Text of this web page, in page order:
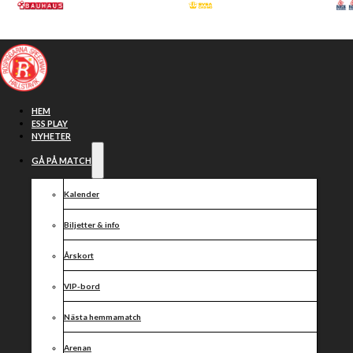
Hoppa till huvudinnehåll
HEM
ESS PLAY
NYHETER
GÅ PÅ MATCH
Kalender
Biljetter & info
Årskort
VIP-bord
Nästa hemmamatch
Arenan
Resultat från